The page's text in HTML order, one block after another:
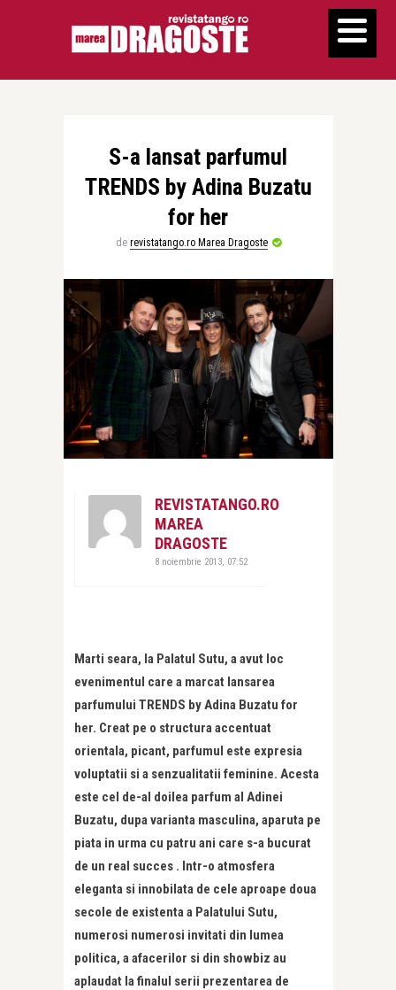
S-a lansat parfumul
TRENDS by Adina Buzatu
for her
de revistatango.ro Marea Dragoste
REVISTATANGO.RO
MAREA
DRAGOSTE
8 noiembrie 2013, 07:52
Marti seara, la Palatul Sutu, a avut loc
evenimentul care a marcat lansarea
parfumului TRENDS by Adina Buzatu for
her. Creat pe o structura accentuat
orientala, picant, parfumul este expresia
voluptatii si a senzualitatii feminine. Acesta
este cel de-al doilea parfum al Adinei
Buzatu, dupa varianta masculina, aparuta pe
piata in urma cu patru ani care s-a bucurat
de un real succes . Intr-o atmosfera
eleganta si innobilata de cele aproape doua
secole de existenta a Palatului Sutu,
numerosi numerosi invitati din lumea
politica, a afacerilor si din showbiz au
aplaudat la finalul serii prezentarea de